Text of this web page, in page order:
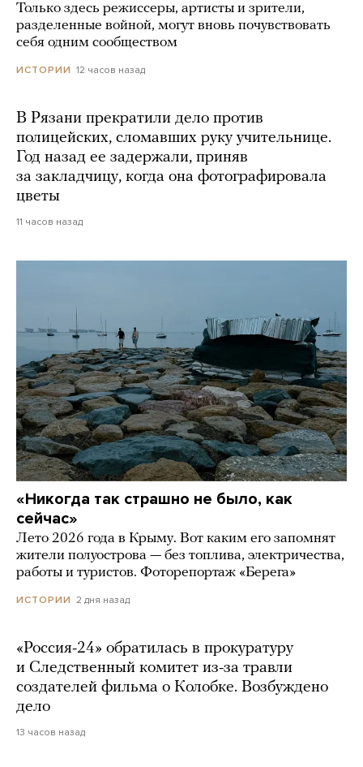
Только здесь режиссеры, артисты и зрители,
разделенные войной, могут вновь почувствовать
себя одним сообществом
ИСТОРИИ 12 часов назад
В Рязани прекратили дело против
полицейских, сломавших руку учительнице.
Год назад ее задержали, приняв
за закладчицу, когда она фотографировала
цветы
11 часов назад
«Никогда так страшно не было, как
сейчас»
Лето 2026 года в Крыму. Вот каким его запомнят
жители полуострова — без топлива, электричества,
работы и туристов. Фоторепортаж «Берега»
ИСТОРИИ 2 дня назад
«Россия-24» обратилась в прокуратуру
и Следственный комитет из-за травли
создателей фильма о Колобке. Возбуждено
дело
13 часов назад